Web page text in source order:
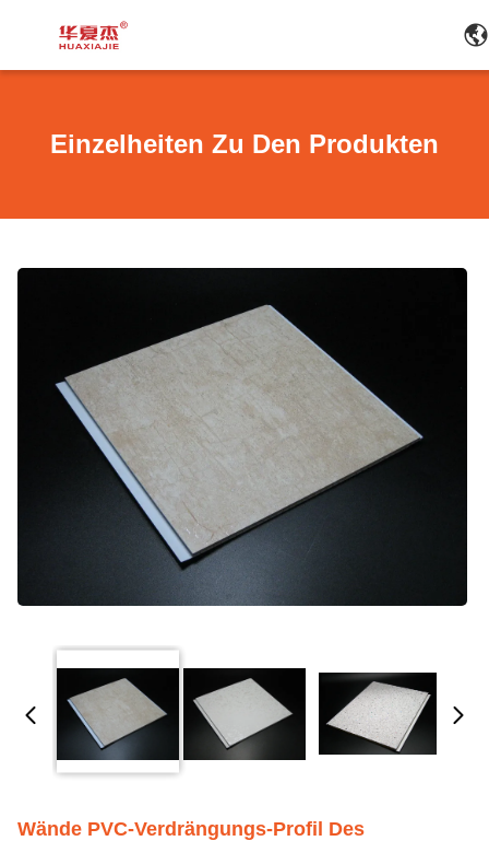
Einzelheiten Zu Den Produkten
Wände PVC-Verdrängungs-Profil Des